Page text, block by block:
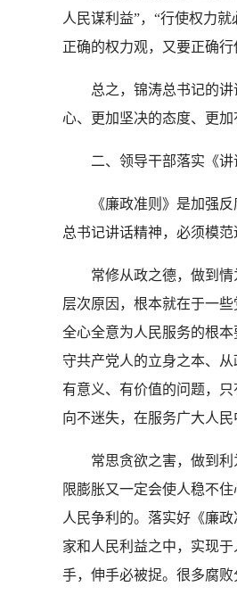
人民谋利益”，“行使权力
正确的权力观，又要正确
总之，锦涛总书记的讲话
心、更加坚决的态度、更
二、领导干部落实《讲
《廉政准则》是加强反腐
总书记讲话精神，必须模范
常修从政之德，做到情为
层次原因，根本就在于一
全心全意为人民服务的根
守共产党人的立身之本、
有意义、有价值的问题，
向不迷失，在服务广大人
常思贪欲之害，做到利为
限膨胀又一定会使人稳不
人民争利的。落实好《廉
家和人民利益之中，实现
手，伸手必被捉。很多腐